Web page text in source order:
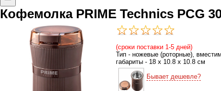
Кофемолка PRIME Technics PCG
(сроки поставки 1-5 дней)
Тип - ножевые (роторные),
габариты - 18 х 10.8 х 10.8 см
Бывает дешевле?